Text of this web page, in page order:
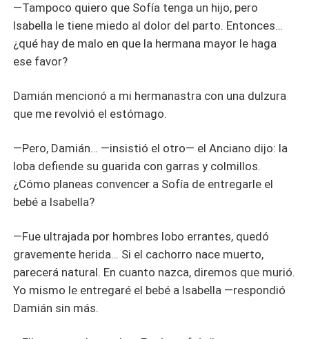
—Tampoco quiero que Sofía tenga un hijo, pero
Isabella le tiene miedo al dolor del parto. Entonces…
¿qué hay de malo en que la hermana mayor le haga
ese favor?
Damián mencionó a mi hermanastra con una dulzura
que me revolvió el estómago.
—Pero, Damián… —insistió el otro— el Anciano dijo: la
loba defiende su guarida con garras y colmillos.
¿Cómo planeas convencer a Sofía de entregarle el
bebé a Isabella?
—Fue ultrajada por hombres lobo errantes, quedó
gravemente herida… Si el cachorro nace muerto,
parecerá natural. En cuanto nazca, diremos que murió.
Yo mismo le entregaré el bebé a Isabella —respondió
Damián sin más.